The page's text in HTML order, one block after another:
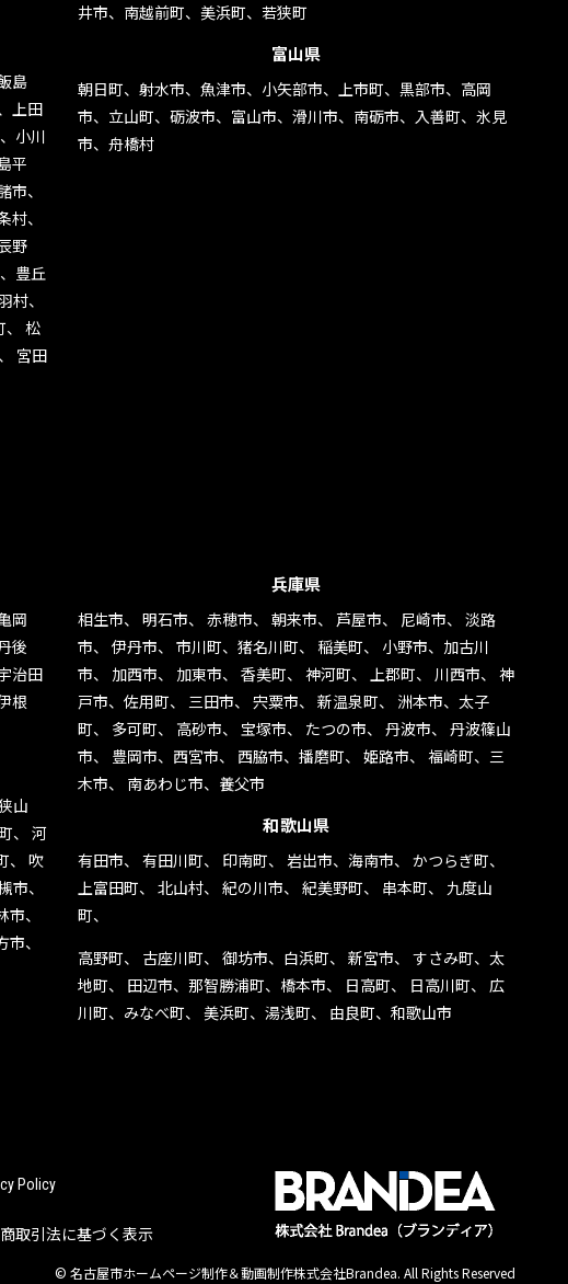
島
上田
小川
平
、
、
野
豊丘
村、
、 松
宮田
井市、南越前町、美浜町、若狭町
富山県
朝日町、射水市、魚津市、小矢部市、上市町、黒部市、高岡
市、立山町、砺波市、富山市、滑川市、南砺市、入善町、氷見
市、舟橋村
岡
後
治田
根
山
、 河
、 吹
市、
、
、
兵庫県
相生市、 明石市、 赤穂市、 朝来市、 芦屋市、 尼崎市、 淡路
市、 伊丹市、 市川町、猪名川町、 稲美町、 小野市、加古川
市、 加西市、 加東市、 香美町、 神河町、 上郡町、 川西市、 神
戸市、佐用町、 三田市、 宍粟市、 新温泉町、 洲本市、太子
町、 多可町、 高砂市、 宝塚市、 たつの市、 丹波市、 丹波篠山
市、 豊岡市、西宮市、 西脇市、播磨町、 姫路市、 福崎町、三
木市、 南あわじ市、養父市
和歌山県
有田市、 有田川町、 印南町、 岩出市、海南市、 かつらぎ町、
上富田町、 北山村、 紀の川市、 紀美野町、 串本町、 九度山
町、
高野町、 古座川町、 御坊市、白浜町、 新宮市、 すさみ町、太
地町、 田辺市、那智勝浦町、橋本市、 日高町、 日高川町、 広
川町、みなべ町、 美浜町、湯浅町、 由良町、和歌山市
Policy
取引法に基づく表示
© 名古屋市ホームページ制作＆動画制作株式会社Brandea. All Rights Reserved